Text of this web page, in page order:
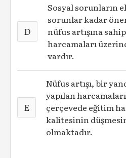
D
Sosyal sorunların
sorunlar kadar
nüfus artışına
harcamaları
vardır.
E
Nüfus artışı, bir
yapılan
çerçevede eğitim
kalitesinin
olmaktadır.